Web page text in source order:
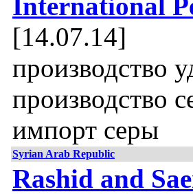
[14.07.14]
производство
производство
импорт серы
Syrian Arab Republic
Rashid and